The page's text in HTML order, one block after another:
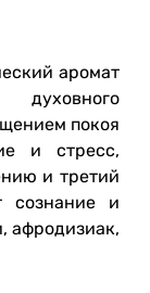
аромат
покоя
и стресс,
и третий
сознание и
афродизиак,